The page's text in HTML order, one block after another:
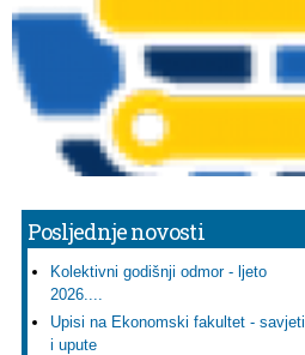
Posljednje novosti
Kolektivni godišnji odmor - ljeto
2026....
Upisi na Ekonomski fakultet - savjeti
i upute